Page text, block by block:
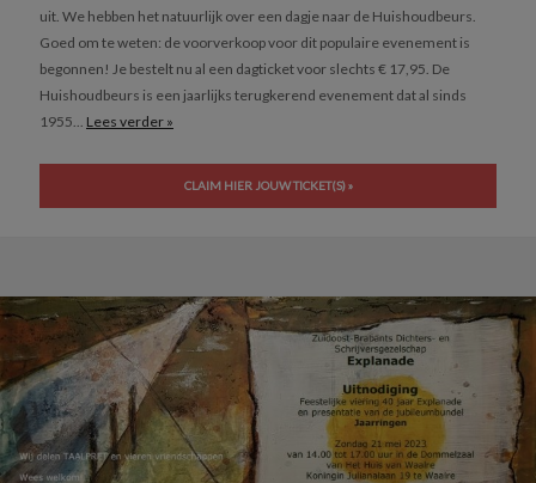
uit. We hebben het natuurlijk over een dagje naar de Huishoudbeurs.
Goed om te weten: de voorverkoop voor dit populaire evenement is
begonnen! Je bestelt nu al een dagticket voor slechts € 17,95. De
Huishoudbeurs is een jaarlijks terugkerend evenement dat al sinds
1955... Lees verder »
CLAIM HIER JOUW TICKET(S) »